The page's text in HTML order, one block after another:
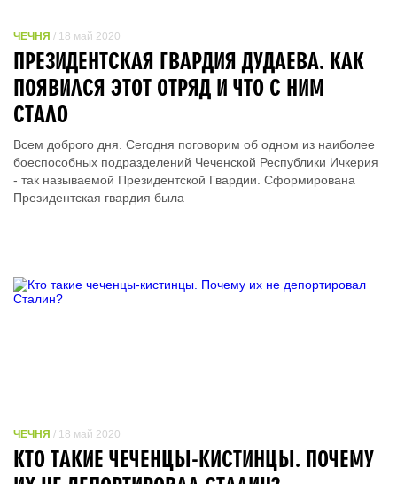
ЧЕЧНЯ / 18 май 2020
ПРЕЗИДЕНТСКАЯ ГВАРДИЯ ДУДАЕВА. КАК
ПОЯВИЛСЯ ЭТОТ ОТРЯД И ЧТО С НИМ
СТАЛО
Всем доброго дня. Сегодня поговорим об одном из наиболее
боеспособных подразделений Чеченской Республики Ичкерия
- так называемой Президентской Гвардии. Сформирована
Президентская гвардия была
ЧЕЧНЯ / 18 май 2020
КТО ТАКИЕ ЧЕЧЕНЦЫ-КИСТИНЦЫ. ПОЧЕМУ